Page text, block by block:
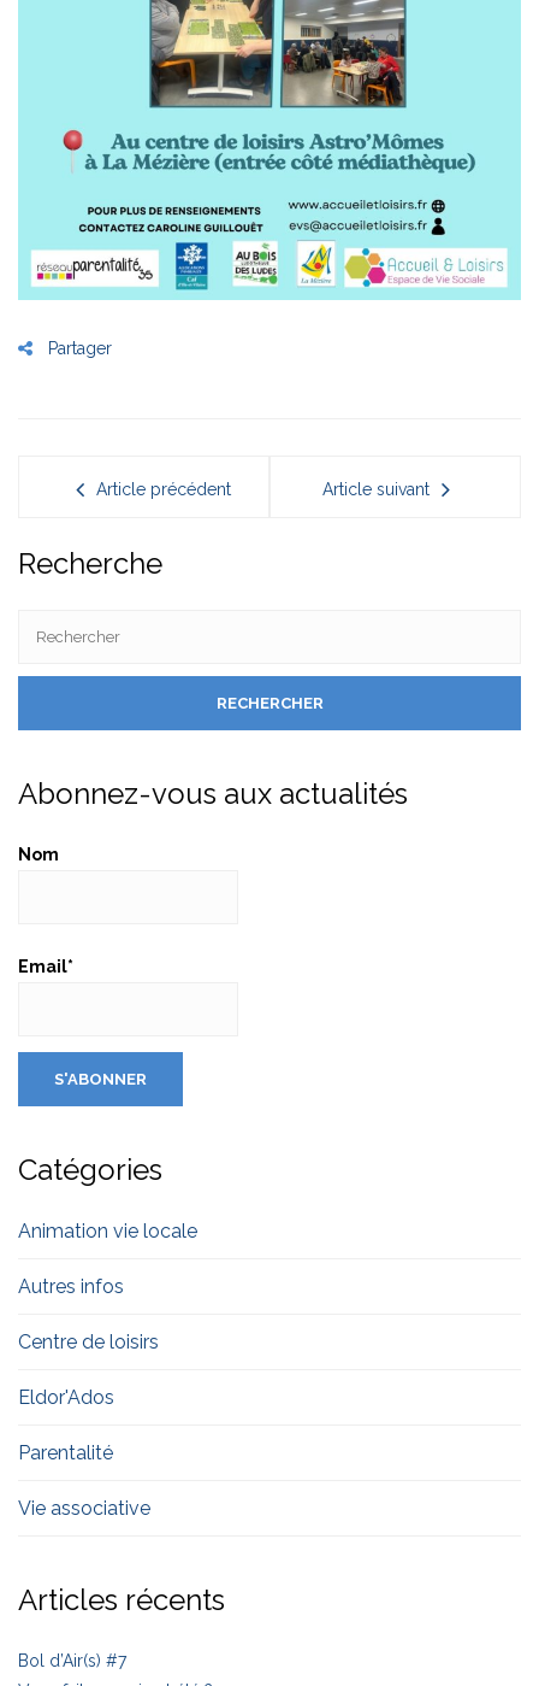
Partager
Article précédent Article suivant
Recherche
Abonnez-vous aux actualités
Nom
Email*
Catégories
Animation vie locale
Autres infos
Centre de loisirs
Eldor'Ados
Parentalité
Vie associative
Articles récents
Bol d’Air(s) #7